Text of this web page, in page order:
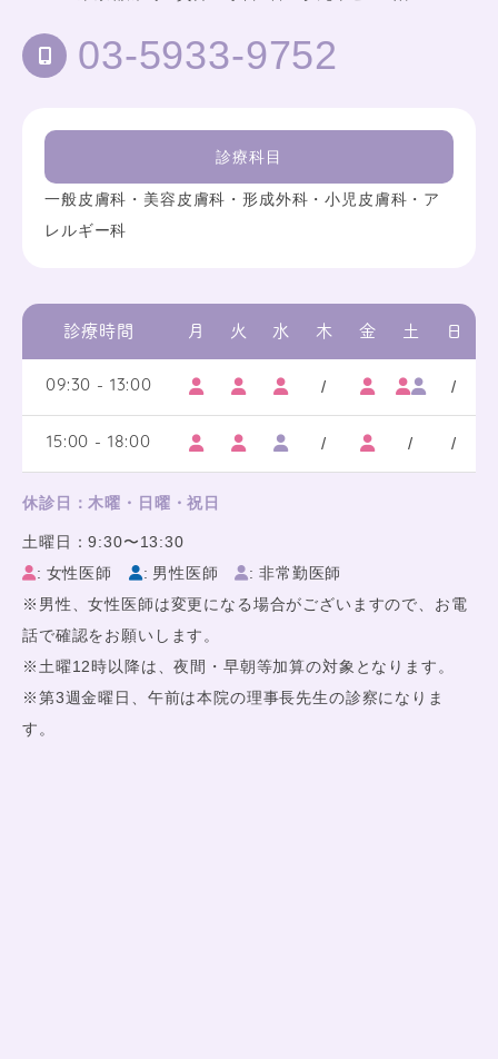
03-5933-9752
診療科目
一般皮膚科・美容皮膚科・形成外科・小児皮膚科・ア
レルギー科
診療時間 月 火 水 木 金 土 日
09:30 - 13:00 / /
15:00 - 18:00 / / /
休診日：木曜・日曜・祝日
土曜日：9:30〜13:30
: 女性医師
: 男性医師
: 非常勤医師
※男性、女性医師は変更になる場合がございますので、お電
話で確認をお願いします。
※土曜12時以降は、夜間・早朝等加算の対象となります。
※第3週金曜日、午前は本院の理事長先生の診察になりま
す。